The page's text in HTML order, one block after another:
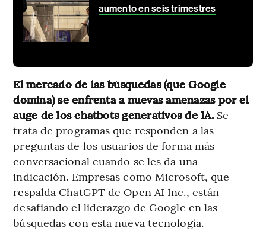
aumento en seis trimestres
El mercado de las búsquedas (que Google
domina) se enfrenta a nuevas amenazas por el
auge de los chatbots generativos de IA.Se
trata de programas que responden a las
preguntas de los usuarios de forma más
conversacional cuando se les da una
indicación. Empresas como Microsoft, que
respalda ChatGPT de Open AI Inc., están
desafiando el liderazgo de Google en las
búsquedas con esta nueva tecnología.